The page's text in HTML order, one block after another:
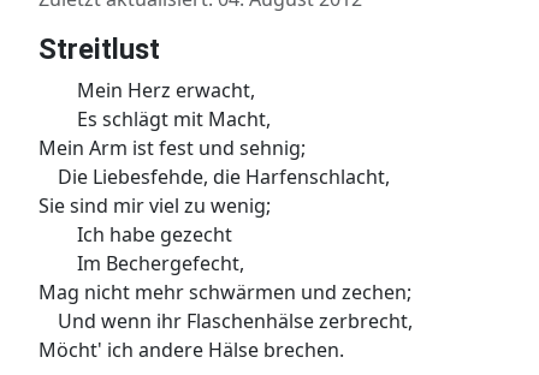
Streitlust
Mein Herz erwacht,
Es schlägt mit Macht,
Mein Arm ist fest und sehnig;
Die Liebesfehde, die Harfenschlacht,
Sie sind mir viel zu wenig;
Ich habe gezecht
Im Bechergefecht,
Mag nicht mehr schwärmen und zechen;
Und wenn ihr Flaschenhälse zerbrecht,
Möcht' ich andere Hälse brechen.